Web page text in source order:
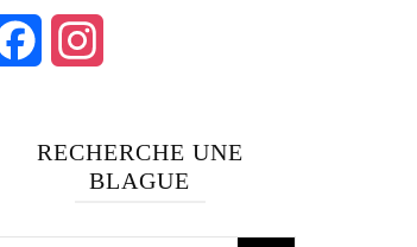
RECHERCHE UNE
BLAGUE